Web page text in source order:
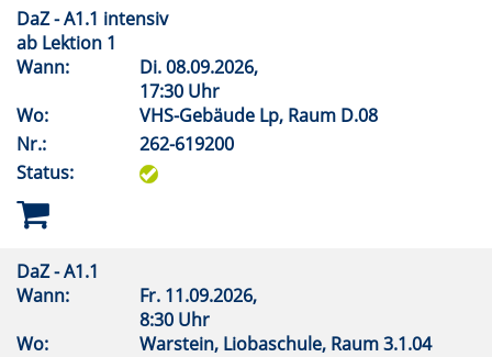
DaZ - A1.1 intensiv
ab Lektion 1
Wann:
Di.08.09.2026,
17:30 Uhr
Wo:
VHS-Gebäude Lp, Raum D.08
Nr.:
262-619200
Status:
DaZ - A1.1
Wann:
Fr. 11.09.2026,
8:30 Uhr
Wo:
Warstein, Liobaschule, Raum 3.1.04